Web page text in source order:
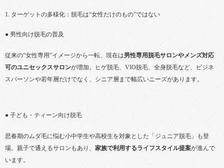
1. ターゲットの多様化：脱毛は“女性だけのもの”ではない
● 男性向け脱毛の普及
従来の“女性専用”イメージから一転、現在は男性専用脱毛サロンやメンズ対応
可のユニセックスサロンが増加。ヒゲ脱毛、VIO脱毛、全身脱毛など、ビジネ
スパーソンや若年層だけでなく、シニア層まで幅広いニーズがあります。
● 子ども・ティーン向け脱毛
思春期のムダ毛に悩む小中学生や高校生を対象とした「ジュニア脱毛」も登
場。親子で通えるサロンもあり、 家族で利用するライフスタイル提案が進んで
います。